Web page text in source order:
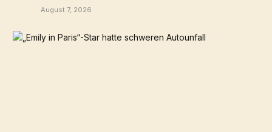
August 7, 2026